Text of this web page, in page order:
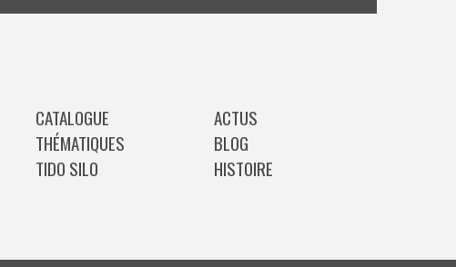
CATALOGUE
THÉMATIQUES
TIDO SILO
ACTUS
BLOG
HISTOIRE